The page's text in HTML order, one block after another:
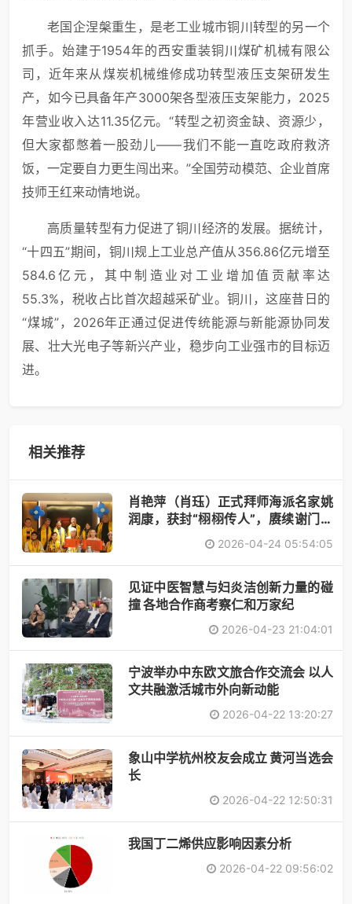
老国企涅槃重生，是老工业城市铜川转型的另一个
抓手。始建于1954年的西安重装铜川煤矿机械有限公
司，近年来从煤炭机械维修成功转型液压支架研发生
产，如今已具备年产3000架各型液压支架能力，2025
年营业收入达11.35亿元。“转型之初资金缺、资源少，
但大家都憋着一股劲儿——我们不能一直吃政府救济
饭，一定要自力更生闯出来。”全国劳动模范、企业首席
技师王红来动情地说。
高质量转型有力促进了铜川经济的发展。据统计，
“十四五”期间，铜川规上工业总产值从356.86亿元增至
584.6亿元，其中制造业对工业增加值贡献率达
55.3%，税收占比首次超越采矿业。铜川，这座昔日的
“煤城”，2026年正通过促进传统能源与新能源协同发
展、壮大光电子等新兴产业，稳步向工业强市的目标迈
进。
相关推荐
肖艳萍（肖珏）正式拜师海派名家姚
润康，获封“栩栩传人”，赓续谢门艺
2026-04-24 05:54:05
见证中医智慧与妇炎洁创新力量的碰
撞 各地合作商考察仁和万家纪
2026-04-23 21:04:01
宁波举办中东欧文旅合作交流会 以人
文共融激活城市外向新动能
2026-04-22 13:20:27
象山中学杭州校友会成立 黄河当选会
长
2026-04-22 12:50:31
​我国丁二烯供应影响因素分析
2026-04-22 09:56:02